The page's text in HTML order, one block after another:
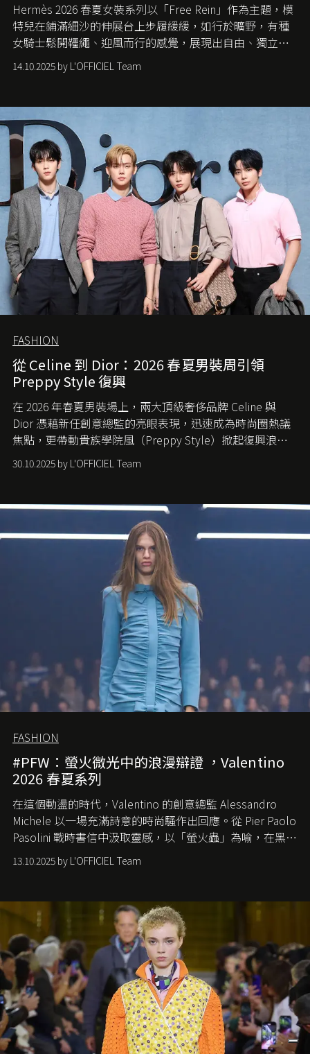
Hermès 2026 春夏女裝系列以「Free Rein」作為主題，模
特兒在鋪滿細沙的伸展台上步履緩緩，如行於曠野，有種
女騎士鬆開韁繩、迎風而行的感覺，展現出自由、獨立與
從容的態度。
14.10.2025 by L'OFFICIEL Team
FASHION
從 Celine 到 Dior：2026 春夏男裝周引領
Preppy Style 復興
在 2026 年春夏男裝場上，兩大頂級奢侈品牌 Celine 與
Dior 憑藉新任創意總監的亮眼表現，迅速成為時尚圈熱議
焦點，更帶動貴族學院風（Preppy Style）掀起復興浪
潮，讓這股經典風格再度回到大眾視線。
30.10.2025 by L'OFFICIEL Team
FASHION
#PFW：螢火微光中的浪漫辯證 ，Valentino
2026 春夏系列
在這個動盪的時代， Valentino 的創意總監 Alessandro
Michele 以一場充滿詩意的時尚騷作出回應。從 Pier Paolo
Pasolini 戰時書信中汲取靈感，以「螢火蟲」為喻，在黑暗
中找尋希望的微光。
13.10.2025 by L'OFFICIEL Team